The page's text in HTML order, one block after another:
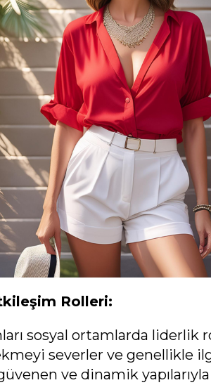
Rolleri:
sosyal ortamlarda liderlik
severler ve genellikle
ve dinamik